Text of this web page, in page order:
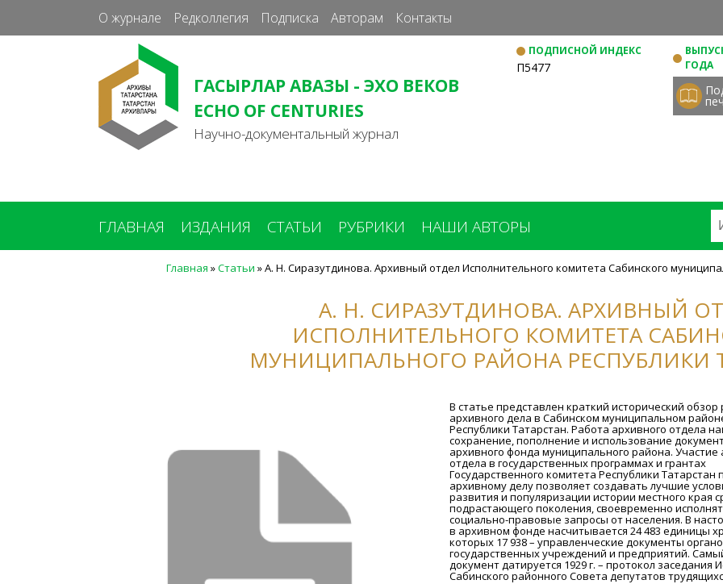
к
основному
О журнале Редколлегия Подписка Авторам Контакты
ГАСЫРЛАР АВАЗЫ - ЭХО ВЕКОВ
ECHO OF CENTURIES
Научно-документальный журнал
ПОДПИСНОЙ ИНДЕКС
П5477
ГОДА
ГЛАВНАЯ ИЗДАНИЯ СТАТЬИ РУБРИКИ НАШИ АВТОРЫ
Главная »Статьи »А. Н. Сиразутдинова. Архивный отдел Исполнительного комитета Сабинского
А. Н. СИРАЗУТДИНОВА. АРХИВНЫЙ
ИСПОЛНИТЕЛЬНОГО КОМИТЕТА
МУНИЦИПАЛЬНОГО РАЙОНА РЕСПУБЛИКИ
В статье представлен краткий исторический обзор
архивного дела в Сабинском муниципальном
Республики Татарстан. Работа архивного отдела
сохранение, пополнение и использование
архивного фонда муниципального района. Участие
отдела в государственных программах и грантах
Государственного комитета Республики Татарстан
архивному делу позволяет создавать лучшие
развития и популяризации истории местного края
подрастающего поколения, своевременно
социально-правовые запросы от населения. В
в архивном фонде насчитывается 24 483 единицы
которых 17 938 – управленческие документы
государственных учреждений и предприятий.
документ датируется 1929 г. – протокол заседания
Сабинского районного Совета депутатов